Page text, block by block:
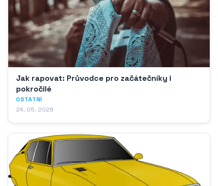
Jak rapovat: Průvodce pro začátečníky i
pokročilé
OSTATNÍ
24. 05. 2026